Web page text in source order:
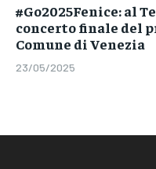
#Go2025Fenice: al
concerto finale del
Comune di Venezia
23/05/2025